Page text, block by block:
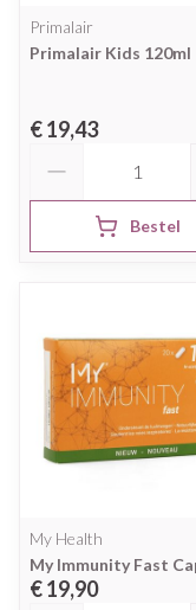
Primalair
Primalair Kids 120ml
€ 19,43
Bestel
My Health
My Immunity Fast
€ 19,90